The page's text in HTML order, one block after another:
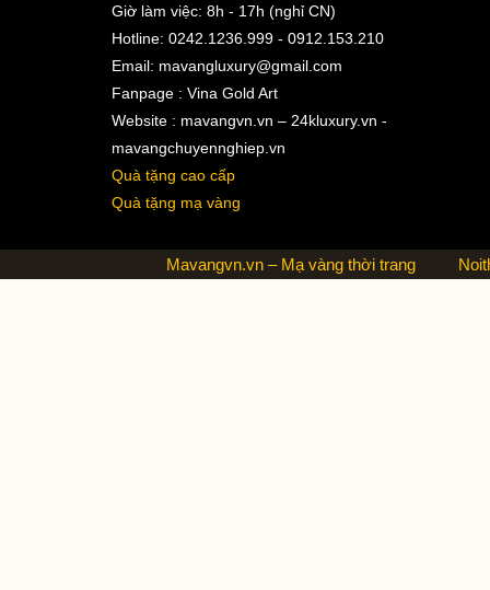
Giờ làm việc: 8h - 17h (nghỉ CN)
Hotline: 0242.1236.999 - 0912.153.210
Email: mavangluxury@gmail.com
Fanpage : Vina Gold Art
Website : mavangvn.vn – 24kluxury.vn -
mavangchuyennghiep.vn
Quà tặng cao cấp
Quà tặng mạ vàng
Mavangvn.vn – Mạ vàng thời trang